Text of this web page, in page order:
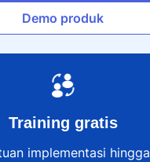
Demo produk
Training gratis
implementasi hingga